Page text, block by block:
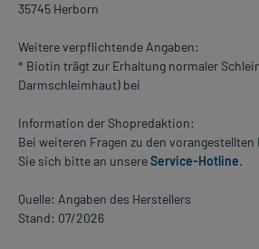
35745 Herborn
Weitere verpflichtende Angaben:
* Biotin trägt zur Erhaltung normaler
Darmschleimhaut) bei
Information der Shopredaktion:
Bei weiteren Fragen zu den
Sie sich bitte an unsereService-Hotline.
Quelle: Angaben des Herstellers
Stand: 07/2026